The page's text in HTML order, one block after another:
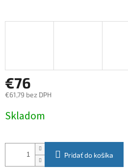
€76
€61,79 bez DPH
cena:
Skladom
Pridať do košíka